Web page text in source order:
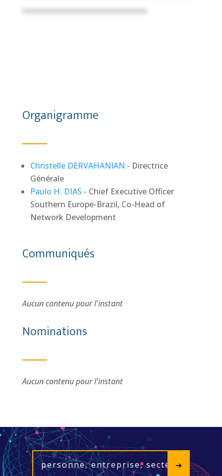
xxxxxxxxxxxxxxxxxxxxxxxxxxxx
Organigramme
Christelle DERVAHANIAN - Directrice
Générale
Paulo H. DIAS - Chief Executive Officer
Southern Europe-Brazil, Co-Head of
Network Development
Communiqués
Aucun contenu pour l'instant
Nominations
Aucun contenu pour l'instant